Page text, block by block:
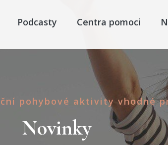
Podcasty Centra pomoci
pohybové aktivity vhodné
Novinky